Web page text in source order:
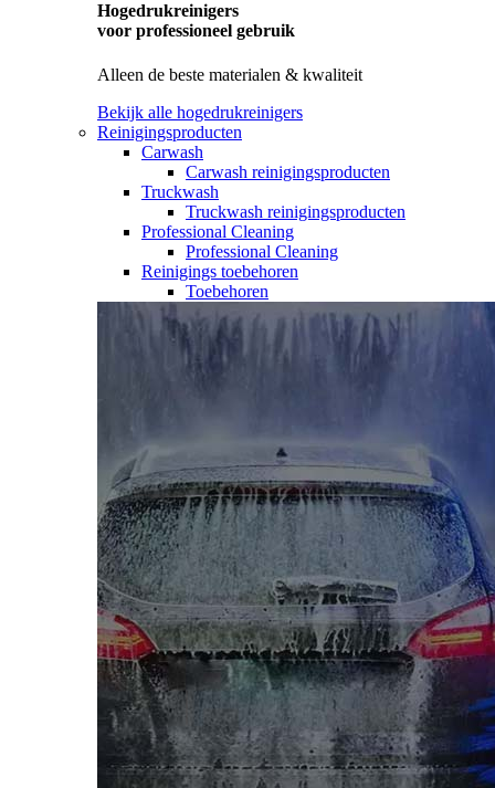
Hogedrukreinigers
voor professioneel gebruik
Alleen de beste materialen & kwaliteit
Bekijk alle hogedrukreinigers
Reinigingsproducten
Carwash
Carwash reinigingsproducten
Truckwash
Truckwash reinigingsproducten
Professional Cleaning
Professional Cleaning
Reinigings toebehoren
Toebehoren